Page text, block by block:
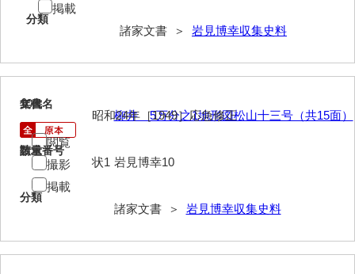
小沢太郎文書
小田家文書（柳井市和田）
影山家文書
分類
諸家文書 ＞ 岩見博幸収集史料
掲載
10
文書名
柳井 5万分之1地形図松山十三号（共15面）
請求番号
岩見博幸10
分類
諸家文書 ＞ 岩見博幸収集史料
年代
昭和24年［1949］応急修正
数量
状1
閲覧
撮影
掲載